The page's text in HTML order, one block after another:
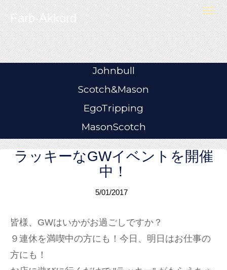
T
o
g
g
l
e
n
a
v
i
Skip to content
Farb-Akkord
Johnbull
Scotch&Mason
EgoTripping
MasonScotch
ラッキーなGWイベントを開催
中！
5/01/2017
皆様、GWはいかがお過ごしですか？
９連休を満喫中の方にも！今日、明日はお仕事の
方にも！